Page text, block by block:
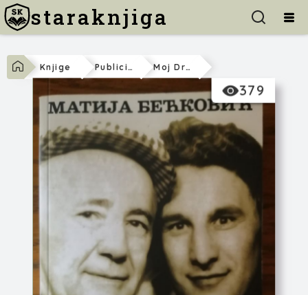
staraknjiga
Knjige Publicistika Moj Drug Đido
379
Matija Bećković